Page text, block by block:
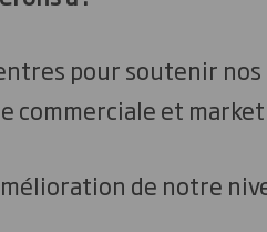
pour soutenir
commerciale et
de notre